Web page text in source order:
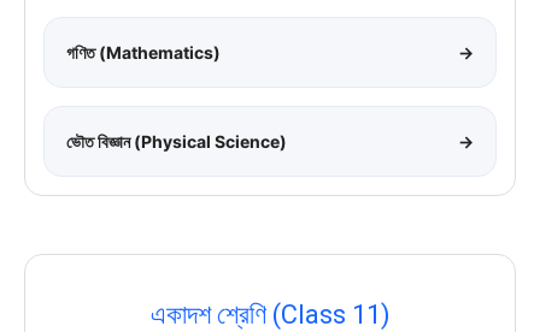
গণিত (Mathematics) →
ভৌত বিজ্ঞান (Physical Science) →
একাদশ শ্রেণি (Class 11)